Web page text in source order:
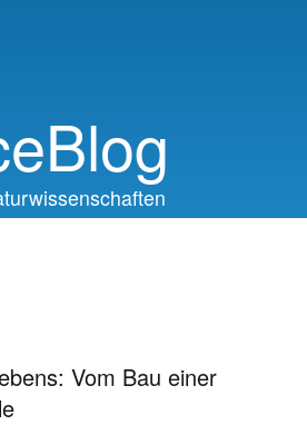
Vom Bau einer